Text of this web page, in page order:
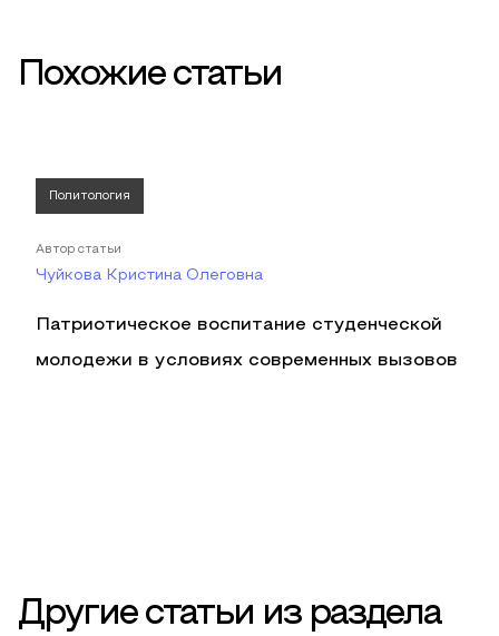
Похожие статьи
Политология
Автор статьи
Чуйкова Кристина Олеговна
Патриотическое воспитание студенческой
молодежи в условиях современных вызовов
Другие статьи из раздела